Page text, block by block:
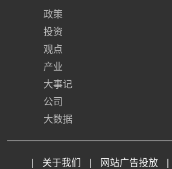
政策
投资
观点
产业
大事记
公司
大数据
关于我们 网站广告投放